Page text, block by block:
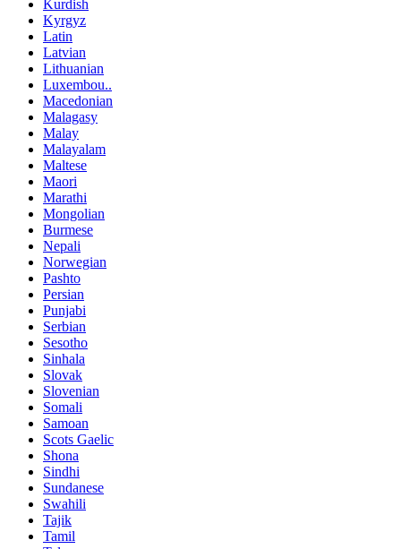
Kurdish
Kyrgyz
Latin
Latvian
Lithuanian
Luxembou..
Macedonian
Malagasy
Malay
Malayalam
Maltese
Maori
Marathi
Mongolian
Burmese
Nepali
Norwegian
Pashto
Persian
Punjabi
Serbian
Sesotho
Sinhala
Slovak
Slovenian
Somali
Samoan
Scots Gaelic
Shona
Sindhi
Sundanese
Swahili
Tajik
Tamil